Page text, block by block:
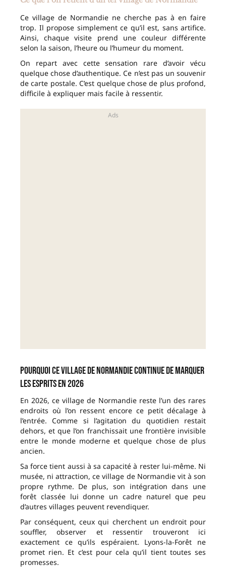
Ce village de Normandie ne cherche pas à en faire
trop. Il propose simplement ce qu’il est, sans artifice.
Ainsi, chaque visite prend une couleur différente
selon la saison, l’heure ou l’humeur du moment.
On repart avec cette sensation rare d’avoir vécu
quelque chose d’authentique. Ce n’est pas un souvenir
de carte postale. C’est quelque chose de plus profond,
difficile à expliquer mais facile à ressentir.
Pourquoi ce village de Normandie continue de marquer
les esprits en 2026
En 2026, ce village de Normandie reste l’un des rares
endroits où l’on ressent encore ce petit décalage à
l’entrée. Comme si l’agitation du quotidien restait
dehors, et que l’on franchissait une frontière invisible
entre le monde moderne et quelque chose de plus
ancien.
Sa force tient aussi à sa capacité à rester lui-même. Ni
musée, ni attraction, ce village de Normandie vit à son
propre rythme. De plus, son intégration dans une
forêt classée lui donne un cadre naturel que peu
d’autres villages peuvent revendiquer.
Par conséquent, ceux qui cherchent un endroit pour
souffler, observer et ressentir trouveront ici
exactement ce qu’ils espéraient. Lyons-la-Forêt ne
promet rien. Et c’est pour cela qu’il tient toutes ses
promesses.